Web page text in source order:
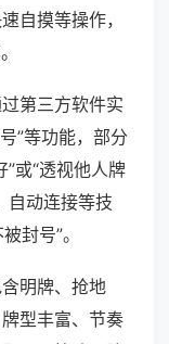
自摸等操作，
第三方软件实
”等功能，部分
或“透视他人牌
自动连接等技
封号”。
明牌、抢地
型丰富、节奏